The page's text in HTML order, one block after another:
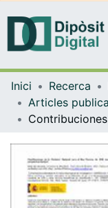
Inici Recerca